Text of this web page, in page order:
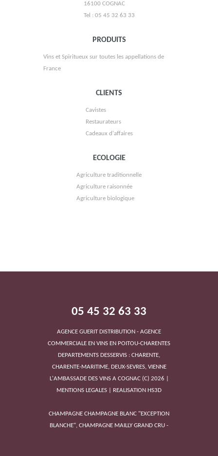
DOMAINE HENRI BOURGEOIS
LES 2 FRÉROTS
VIGNOBLE CHÂTEAU LA TOUR DE BY
16100 COGNAC
Tel : 05 45 32 63 33
PRODUITS
Vins et Spiritueux sur toutes les appellations de
France
CLIENTS
Cavistes
Restaurateurs
Cadeaux d'affaires
ECOLOGIE
Agriculture traditionnelle
Agriculture raisonnée
Agriculture biologique
05 45 32 63 33
AGENCE GUERIT DISTRIBUTION - AGENCE
COMMERCIALE EN VINS EN POITOU-CHARENTES
DEPARTEMENTS DESSERVIS : CHARENTE,
CHARENTE-MARITIME, DEUX-SEVRES, VIENNE
L'AMBASSADE DES VINS A COGNAC(C) 2026
MENTIONS LEGALES
REALISATION HS3D
CHAMPAGNE CHAMPAGNE BLANC "EXCEPTION
BLANCHE", CHAMPAGNE MAILLY GRAND CRU -